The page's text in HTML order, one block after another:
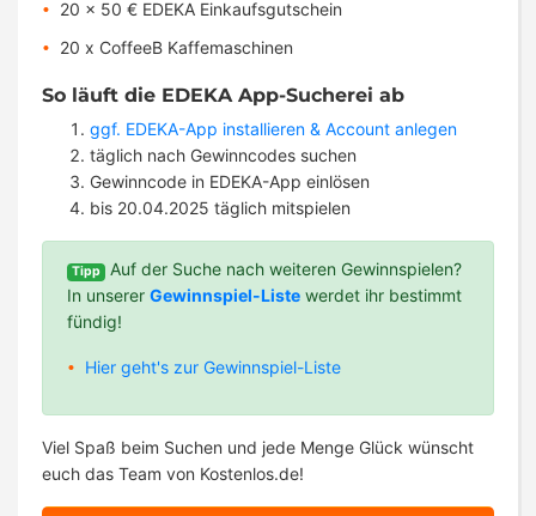
20 x 50 € EDEKA Einkaufsgutschein
20 x CoffeeB Kaffemaschinen
So läuft die EDEKA App-Sucherei ab
ggf. EDEKA-App installieren & Account anlegen
täglich nach Gewinncodes suchen
Gewinncode in EDEKA-App einlösen
bis 20.04.2025 täglich mitspielen
Tipp
Auf der Suche nach weiteren Gewinnspielen?
In unserer Gewinnspiel-Liste werdet ihr bestimmt
fündig!
Hier geht's zur Gewinnspiel-Liste
Viel Spaß beim Suchen und jede Menge Glück wünscht
euch das Team von Kostenlos.de!